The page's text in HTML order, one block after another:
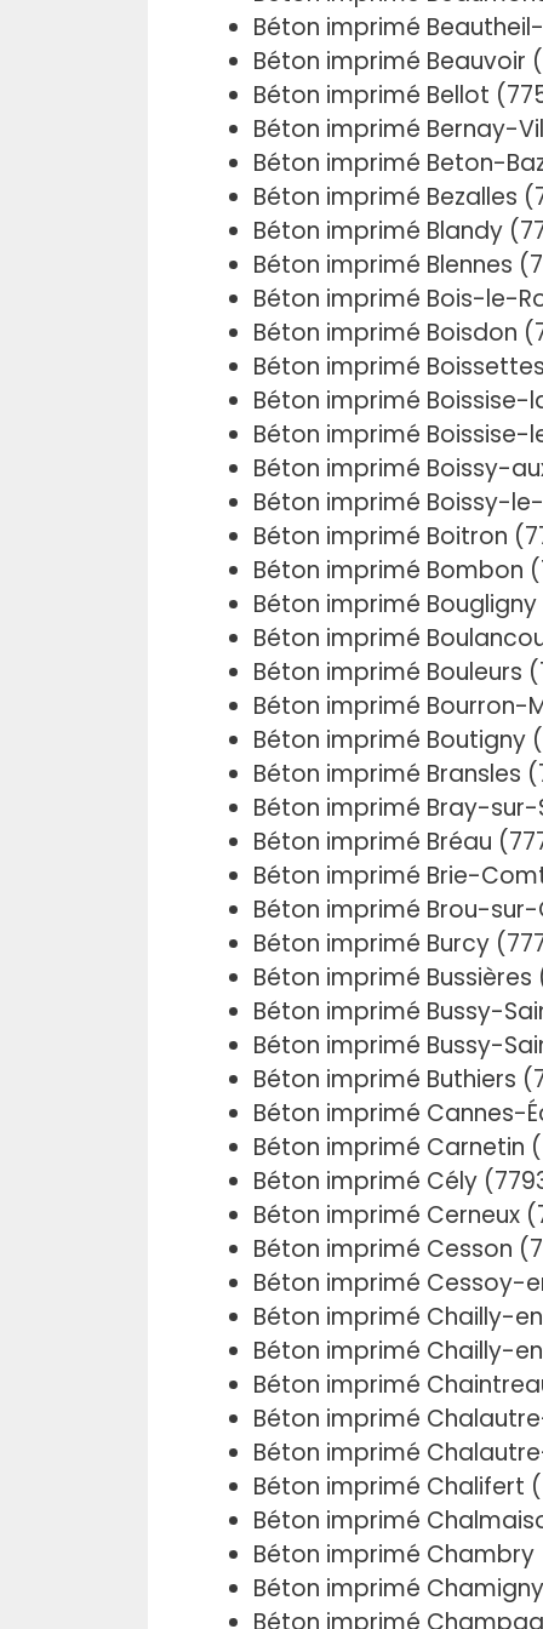
Béton imprimé
Béton imprimé Beauvoir
Béton imprimé Bellot
Béton imprimé Bernay-
Béton imprimé Beton-
Béton imprimé Bezalles
Béton imprimé Blandy
Béton imprimé Blennes
Béton imprimé Bois-le-
Béton imprimé Boisdon
Béton imprimé
Béton imprimé
Béton imprimé Boissise-
Béton imprimé Boissy-
Béton imprimé Boissy-
Béton imprimé Boitron
Béton imprimé Bombon
Béton imprimé
Béton imprimé
Béton imprimé Bouleurs
Béton imprimé Bourron-
Béton imprimé Boutigny
Béton imprimé Bransles
Béton imprimé Bray-
Béton imprimé Bréau
Béton imprimé Brie-
Béton imprimé Brou-
Béton imprimé Burcy
Béton imprimé Bussières
Béton imprimé Bussy-
Béton imprimé Bussy-
Béton imprimé Buthiers
Béton imprimé Cannes-
Béton imprimé Carnetin
Béton imprimé Cély
Béton imprimé Cerneux
Béton imprimé Cesson
Béton imprimé Cessoy-
Béton imprimé Chailly-
Béton imprimé Chailly-
Béton imprimé
Béton imprimé
Béton imprimé
Béton imprimé Chalifert
Béton imprimé
Béton imprimé Chambry
Béton imprimé
Béton imprimé